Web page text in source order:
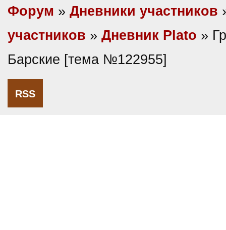
Форум » Дневники участников
участников » Дневник Plato »
Барские [тема №122955]
RSS